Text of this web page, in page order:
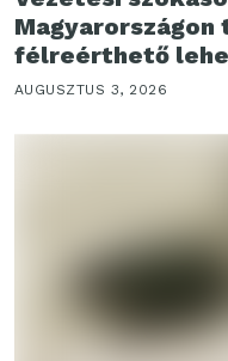
félreérthető
AUGUSZTUS 3, 2026